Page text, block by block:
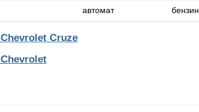
автомат бензин
Cruze